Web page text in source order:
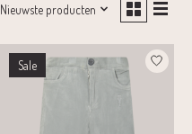
Nieuwste producten
Sale